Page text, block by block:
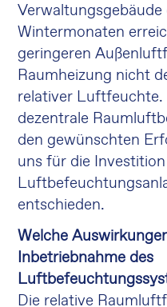
Verwaltungsgebäude
Wintermonaten
geringeren
Raumheizung nicht
relativer Luftfeuchte.
dezentrale
den gewünschten
uns für die
entschieden.
Welche
Inbetriebnahme des
Die relative